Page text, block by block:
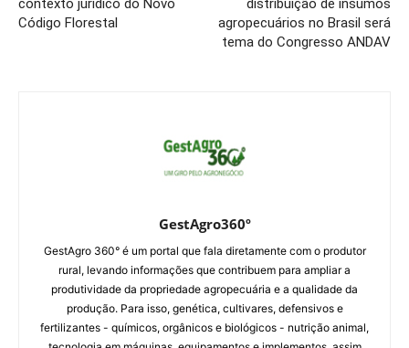
contexto jurídico do Novo
Código Florestal
distribuição de insumos
agropecuários no Brasil será
tema do Congresso ANDAV
GestAgro360º
GestAgro 360° é um portal que fala diretamente com o produtor
rural, levando informações que contribuem para ampliar a
produtividade da propriedade agropecuária e a qualidade da
produção. Para isso, genética, cultivares, defensivos e
fertilizantes - químicos, orgânicos e biológicos - nutrição animal,